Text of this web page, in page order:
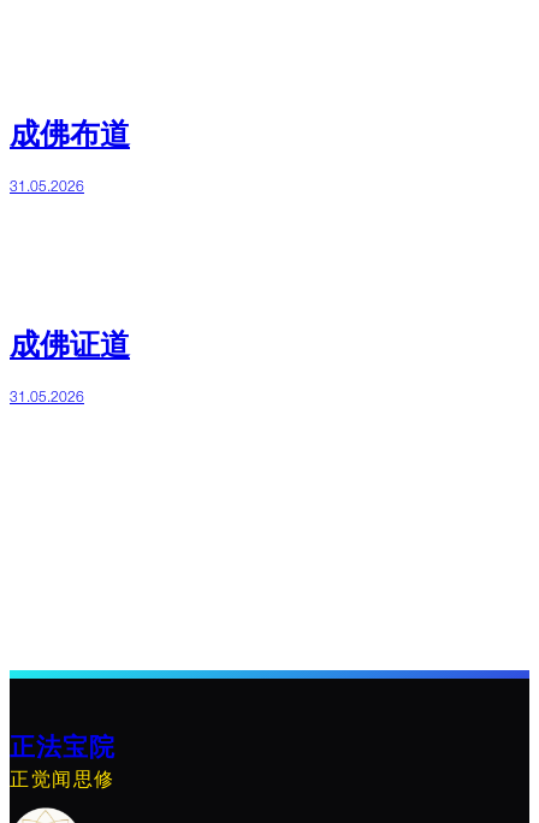
成佛布道
31.05.2026
成佛证道
31.05.2026
正法宝院
正觉闻思修